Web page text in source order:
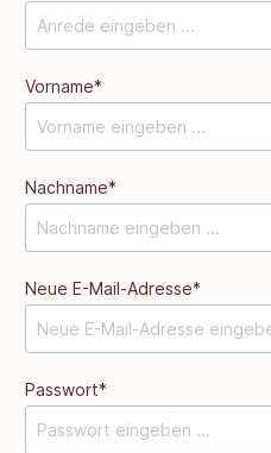
Vorname*
Nachname*
Neue E-Mail-Adresse*
Passwort*